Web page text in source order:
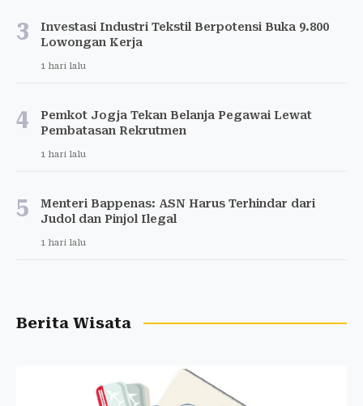
3
Investasi Industri Tekstil Berpotensi Buka 9.800
Lowongan Kerja
1 hari lalu
4
Pemkot Jogja Tekan Belanja Pegawai Lewat
Pembatasan Rekrutmen
1 hari lalu
5
Menteri Bappenas: ASN Harus Terhindar dari
Judol dan Pinjol Ilegal
1 hari lalu
Berita Wisata